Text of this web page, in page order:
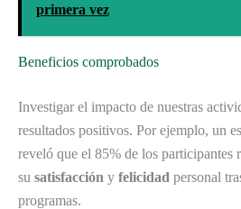
primera vez
Beneficios comprobados
Investigar el impacto de nuestras
resultados positivos. Por ejemplo, un
reveló que el 85% de los participantes
su satisfacción y felicidad personal
programas.